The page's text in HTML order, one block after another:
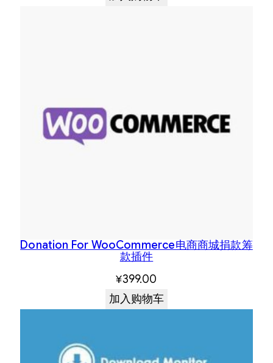
Donation For WooCommerce电商商城捐款筹
款插件
¥399.00
加入购物车